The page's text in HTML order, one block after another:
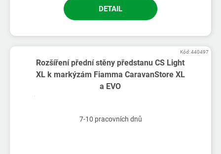
DETAIL
Rozšíření přední stěny předstanu CS Light
XL k markýzám Fiamma CaravanStore XL
a EVO
7-10 pracovních dnů
Kód:440497